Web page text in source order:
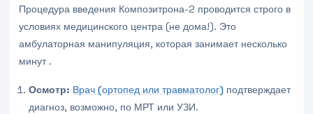
Процедура введения Композитрона-2 проводится строго в
условиях медицинского центра (не дома!). Это
амбулаторная манипуляция, которая занимает несколько
минут .
Осмотр: Врач (ортопед или травматолог) подтверждает
диагноз, возможно, по МРТ или УЗИ.